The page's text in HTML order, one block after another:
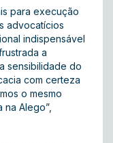
para execução
advocatícios
indispensável
a
sensibilidade do
com certeza
o mesmo
Alego”,